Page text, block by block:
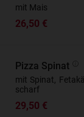
mit Mais
26,50 €
Pizza Spinat
mit Spinat,
scharf
29,50 €